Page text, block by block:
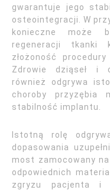
gwarantuje jego
osteointegracji. W
konieczne może
regeneracji tkanki
złożoność
Zdrowie dziąseł i
również odgrywa
choroby przyzębia
stabilność implantu.
Istotną rolę
dopasowania
most zamocowany
odpowiednich
zgryzu pacjenta i